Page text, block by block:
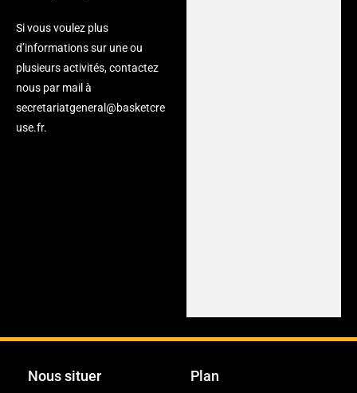
Si vous voulez plus
d’informations sur une ou
plusieurs activités, contactez
nous par mail à
secretariatgeneral@basketcre
use.fr.
Nous situer Plan